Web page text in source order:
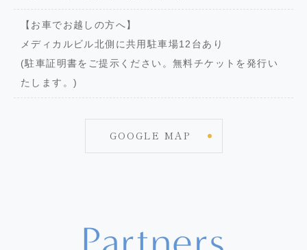
【お車でお越しの方へ】
メディカルビル北側に共用駐車場12台あり
(駐車証明書をご提示ください。無料チケットを発行い
たします。)
GOOGLE MAP